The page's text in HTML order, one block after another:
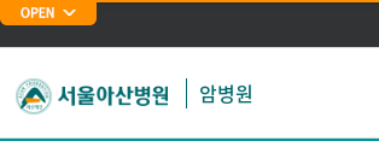
주메뉴 바로가기
본문 바로가기
암병원